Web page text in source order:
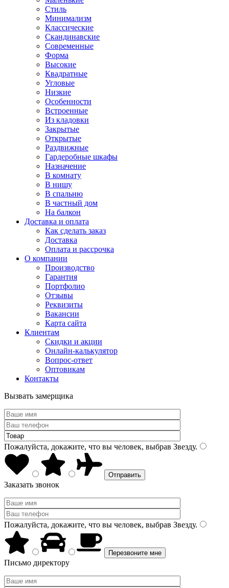
Стиль
Минимализм
Классические
Скандинавские
Современные
Форма
Высокие
Квадратные
Угловые
Низкие
Особенности
Встроенные
Из кладовки
Закрытые
Открытые
Раздвижные
Гардеробные шкафы
Назначение
В комнату
В нишу
В спальню
В частный дом
На балкон
Доставка и оплата
Как сделать заказ
Доставка
Оплата и рассрочка
О компании
Производство
Гарантия
Портфолио
Отзывы
Реквизиты
Вакансии
Карта сайта
Клиентам
Скидки и акции
Онлайн-калькулятор
Вопрос-ответ
Оптовикам
Контакты
Вызвать замерщика
Пожалуйста, докажите, что вы человек, выбрав Звезду.
Заказать звонок
Пожалуйста, докажите, что вы человек, выбрав Звезду.
Письмо директору